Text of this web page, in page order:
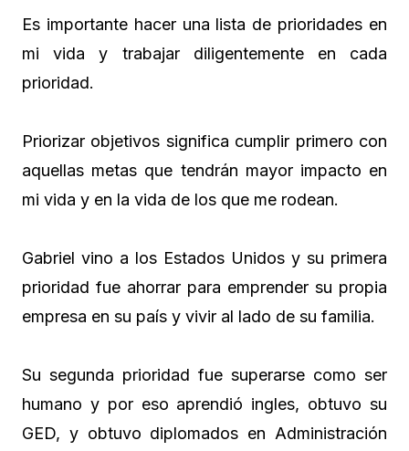
Es importante hacer una lista de prioridades en
mi vida y trabajar diligentemente en cada
prioridad.
Priorizar objetivos significa cumplir primero con
aquellas metas que tendrán mayor impacto en
mi vida y en la vida de los que me rodean.
Gabriel vino a los Estados Unidos y su primera
prioridad fue ahorrar para emprender su propia
empresa en su país y vivir al lado de su familia.
Su segunda prioridad fue superarse como ser
humano y por eso aprendió ingles, obtuvo su
GED, y obtuvo diplomados en Administración